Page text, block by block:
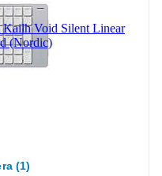
Void Silent Linear
(Nordic)
(1)